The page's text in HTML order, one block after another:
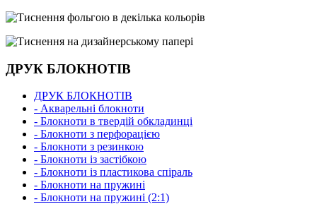
ДРУК БЛОКНОТІВ
ДРУК БЛОКНОТІВ
- Акварельні блокноти
- Блокноти в твердій обкладинці
- Блокноти з перфорацією
- Блокноти з резинкою
- Блокноти із застібкою
- Блокноти із пластикова спіраль
- Блокноти на пружині
- Блокноти на пружині (2:1)